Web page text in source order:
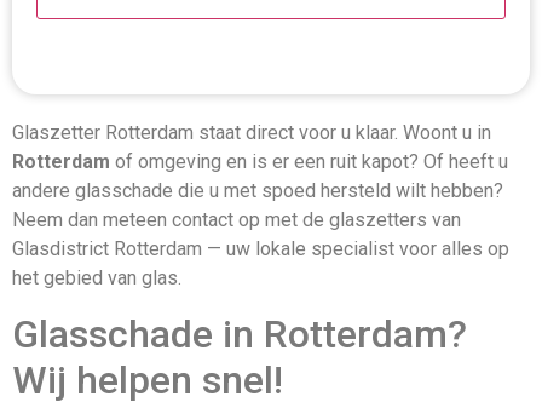
Glaszetter Rotterdam staat direct voor u klaar. Woont u in
Rotterdam of omgeving en is er een ruit kapot? Of heeft u
andere glasschade die u met spoed hersteld wilt hebben?
Neem dan meteen contact op met de glaszetters van
Glasdistrict Rotterdam — uw lokale specialist voor alles op
het gebied van glas.
Glasschade in Rotterdam?
Wij helpen snel!